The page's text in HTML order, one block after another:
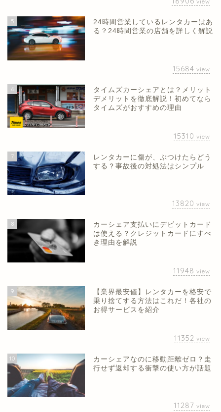
5
24時間営業しているレンタカーはあ
る？24時間営業の店舗を詳しく解説
15684 view
6
タイムズカーシェアとは？メリット
デメリットを徹底解説！初めてなら
タイムズがおすすめの理由
15310 view
7
レンタカーに傷が、ぶつけたらどう
する？事故後の対処法はシンプル
13820 view
8
カーシェア支払いにデビットカード
は使える？クレジットカードにすべ
き理由を解説
11948 view
9
【業界最安値】レンタカーを格安で
乗り捨てする方法はこれだ！各社の
お得サービスを紹介
11352 view
10
カーシェアなのに移動距離ゼロ？走
行せず返却する衝撃の使い方が話題
11287 view